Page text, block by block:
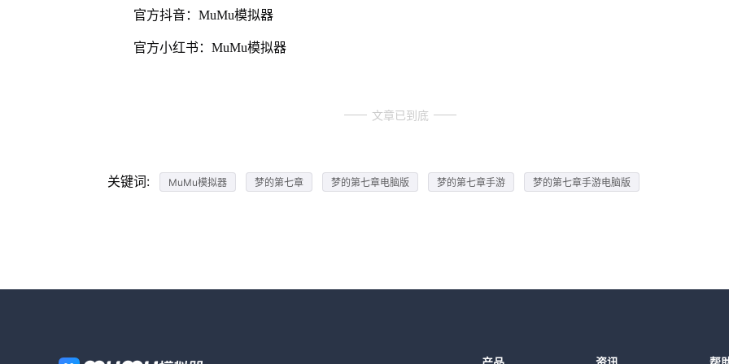
官方抖音：MuMu模拟器
官方小红书：MuMu模拟器
文章已到底
关键词: MuMu模拟器 梦的第七章 梦的第七章电脑版 梦的第七章手游 梦的第七章手游电脑版